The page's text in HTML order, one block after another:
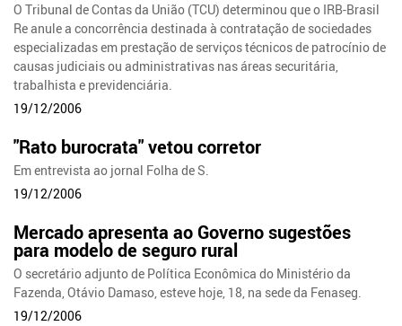
O Tribunal de Contas da União (TCU) determinou que o IRB-Brasil
Re anule a concorrência destinada à contratação de sociedades
especializadas em prestação de serviços técnicos de patrocínio de
causas judiciais ou administrativas nas áreas securitária,
trabalhista e previdenciária.
19/12/2006
"Rato burocrata" vetou corretor
Em entrevista ao jornal Folha de S.
19/12/2006
Mercado apresenta ao Governo sugestões
para modelo de seguro rural
O secretário adjunto de Política Econômica do Ministério da
Fazenda, Otávio Damaso, esteve hoje, 18, na sede da Fenaseg.
19/12/2006